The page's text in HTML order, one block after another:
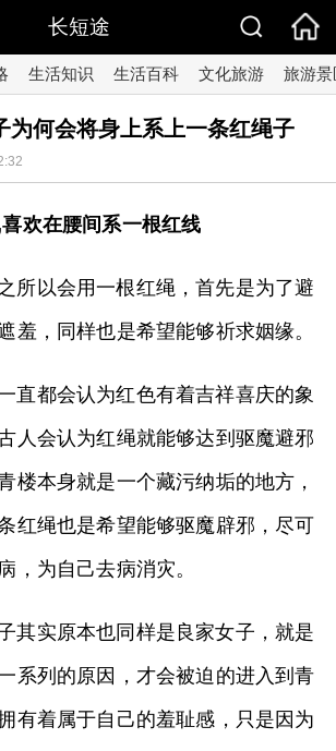
长短途
生活知识 生活百科 文化旅游 旅游景
为何会将身上系上一条红绳子
欢在腰间系一根红线
所以会用一根红绳，首先是为了避
羞，同样也是希望能够祈求姻缘。
直都会认为红色有着吉祥喜庆的象
人会认为红绳就能够达到驱魔避邪
楼本身就是一个藏污纳垢的地方，
红绳也是希望能够驱魔辟邪，尽可
，为自己去病消灾。
其实原本也同样是良家女子，就是
系列的原因，才会被迫的进入到青
有着属于自己的羞耻感，只是因为